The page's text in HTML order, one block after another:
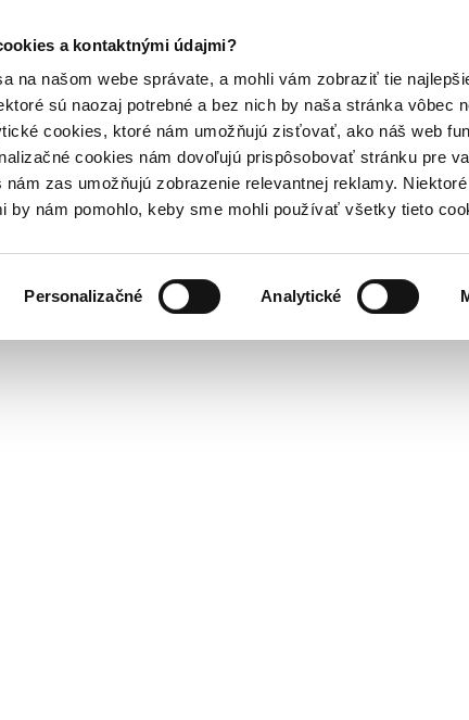
a kontaktnými údajmi?
na našom webe správate, a mohli vám zobraziť tie
sú naozaj potrebné a bez nich by naša stránka vôbec
cookies, ktoré nám umožňujú zisťovať, ako náš web
cookies nám dovoľujú prispôsobovať stránku pre
zas umožňujú zobrazenie relevantnej reklamy.
by nám pomohlo, keby sme mohli používať všetky tieto
Personalizačné Analytické